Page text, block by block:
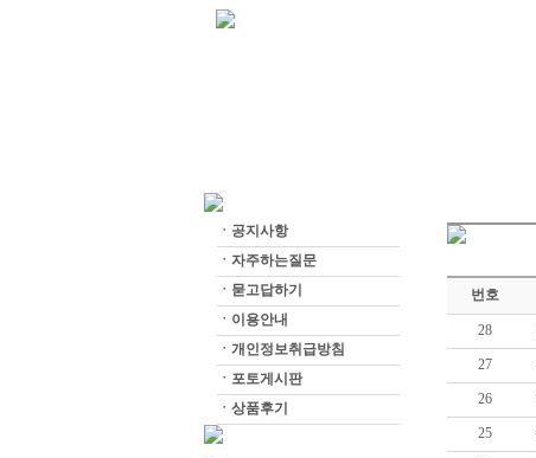
ㆍ 공지사항
ㆍ 자주하는질문
ㆍ 묻고답하기
ㆍ 이용안내
ㆍ 개인정보취급방침
ㆍ 포토게시판
ㆍ 상품후기
번호
28
27
26
25